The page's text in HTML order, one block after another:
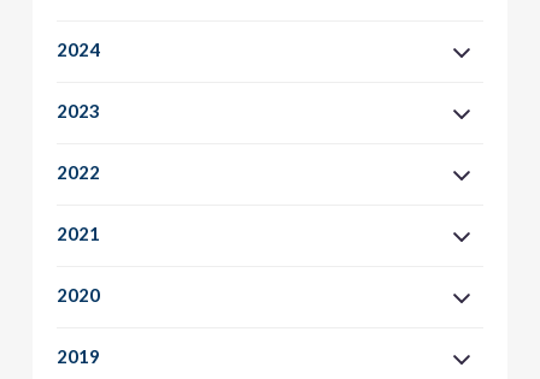
2024
2023
2022
2021
2020
2019